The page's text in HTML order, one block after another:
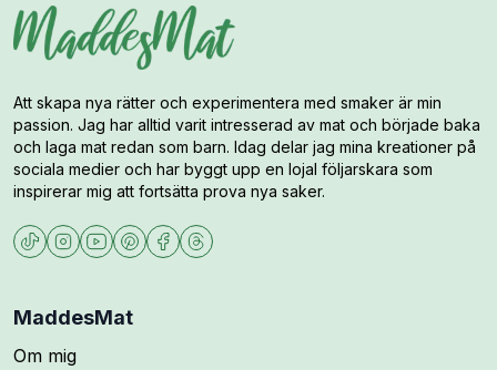
Att skapa nya rätter och experimentera med smaker är min
passion. Jag har alltid varit intresserad av mat och började baka
och laga mat redan som barn. Idag delar jag mina kreationer på
sociala medier och har byggt upp en lojal följarskara som
inspirerar mig att fortsätta prova nya saker.
MaddesMat
Om mig